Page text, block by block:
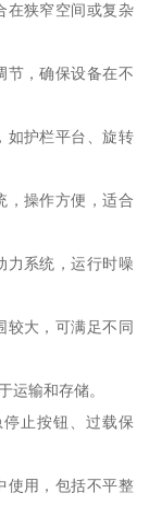
在狭窄空间或复杂
节，确保设备在不
如护栏平台、旋转
，操作方便，适合
力系统，运行时噪
较大，可满足不同
运输和存储。
止按钮、过载保
使用，包括不平整